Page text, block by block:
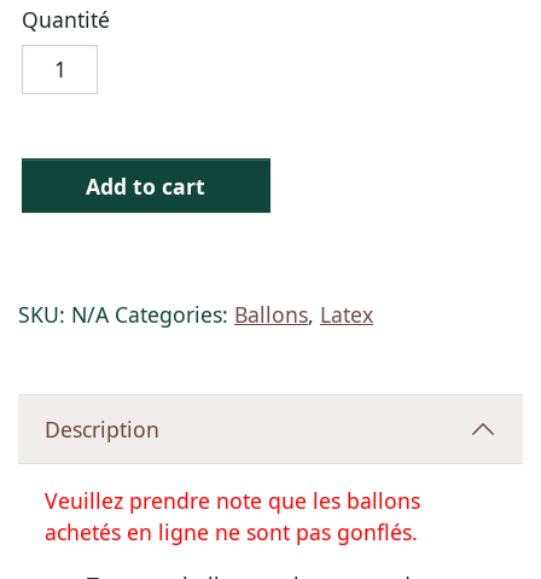
Quantité
Add to cart
SKU: N/A Categories: Ballons, Latex
Description
Veuillez prendre note que les ballons
achetés en ligne ne sont pas gonflés.